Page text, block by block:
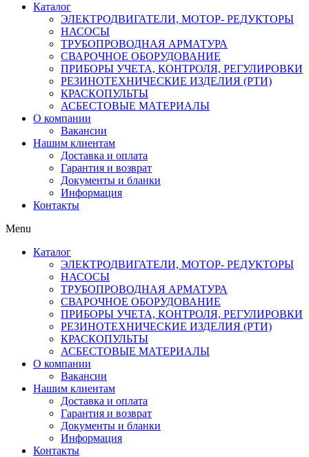
Каталог
ЭЛЕКТРОДВИГАТЕЛИ, МОТОР- РЕДУКТОРЫ
НАСОСЫ
ТРУБОПРОВОДНАЯ АРМАТУРА
СВАРОЧНОЕ ОБОРУДОВАНИЕ
ПРИБОРЫ УЧЕТА, КОНТРОЛЯ, РЕГУЛИРОВКИ
РЕЗИНОТЕХНИЧЕСКИЕ ИЗДЕЛИЯ (РТИ)
КРАСКОПУЛЬТЫ
АСБЕСТОВЫЕ МАТЕРИАЛЫ
О компании
Вакансии
Нашим клиентам
Доставка и оплата
Гарантия и возврат
Документы и бланки
Информация
Контакты
Menu
Каталог
ЭЛЕКТРОДВИГАТЕЛИ, МОТОР- РЕДУКТОРЫ
НАСОСЫ
ТРУБОПРОВОДНАЯ АРМАТУРА
СВАРОЧНОЕ ОБОРУДОВАНИЕ
ПРИБОРЫ УЧЕТА, КОНТРОЛЯ, РЕГУЛИРОВКИ
РЕЗИНОТЕХНИЧЕСКИЕ ИЗДЕЛИЯ (РТИ)
КРАСКОПУЛЬТЫ
АСБЕСТОВЫЕ МАТЕРИАЛЫ
О компании
Вакансии
Нашим клиентам
Доставка и оплата
Гарантия и возврат
Документы и бланки
Информация
Контакты